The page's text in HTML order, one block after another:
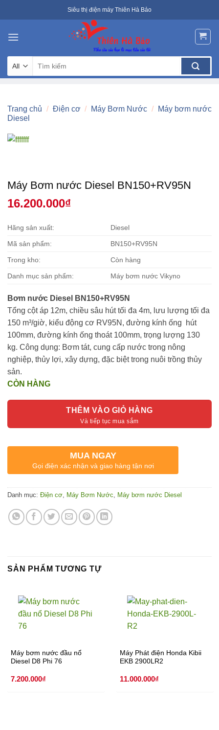
to
Siêu thị điện máy Thiên Hà Bảo
kiếm:
Trang chủ / Điện cơ / Máy Bơm Nước /
Máy bơm nước
Diesel
Máy Bơm nước Diesel BN150+RV95N
16.200.000₫
Hãng sản xuất: Diesel
Mã sản phẩm: BN150+RV95N
Trong kho: Còn hàng
Danh mục sản phẩm: Máy bơm nước Vikyno
Bơm nước Diesel BN150+RV95N
Tổng cột áp 12m, chiều sâu hút tối đa 4m, lưu lượng tối đa
150 m³/giờ, kiểu động cơ RV95N, đường kính ống hút
100mm, đường kính ống thoát 100mm, trọng lượng 130
kg. Công dụng: Bơm tát, cung cấp nước trong nông
nghiệp, thủy lợi, xây dựng, đặc biệt trong nuôi trồng thủy
sản.
CÒN HÀNG
THÊM VÀO GIỎ HÀNG
MUA NGAY
Gọi điện xác nhận và giao hàng tận nơi
Danh mục: Điện cơ, Máy Bơm Nước, Máy bơm nước Diesel
SẢN PHẨM TƯƠNG TỰ
Máy bơm nước đầu nổ
Diesel D8 Phi 76
7.200.000₫
Máy Phát điện Honda Kibii
EKB 2900LR2
11.000.000₫